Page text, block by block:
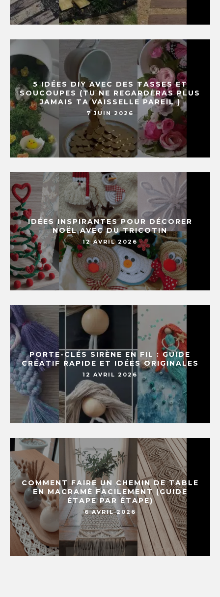
5 IDÉES DIY AVEC DES TASSES ET
SOUCOUPES (TU NE REGARDERAS PLUS
JAMAIS TA VAISSELLE PAREIL )
7 JUIN 2026
IDÉES INSPIRANTES POUR DÉCORER
NOËL AVEC DU TRICOTIN
12 AVRIL 2026
PORTE-CLÉS SIRÈNE EN FIL : GUIDE
CRÉATIF RAPIDE ET IDÉES ORIGINALES
12 AVRIL 2026
COMMENT FAIRE UN CHEMIN DE TABLE
EN MACRAMÉ FACILEMENT (GUIDE
ÉTAPE PAR ÉTAPE)
6 AVRIL 2026